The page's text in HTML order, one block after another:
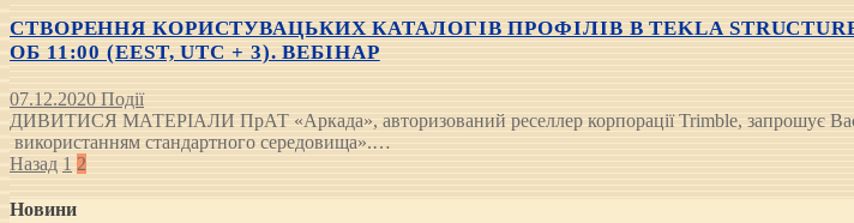
СТВОРЕННЯ КОРИСТУВАЦЬКИХ КАТАЛОГІВ ПРОФІЛІВ В TEKLA
ОБ 11:00 (EEST, UTC + 3). ВЕБІНАР
07.12.2020 Події
ДИВИТИСЯ МАТЕРІАЛИ ПрАТ «Аркада», авторизований реселлер корпорації Trimble, запрошує Вас
використанням стандартного середовища».…
Posts
pagination
Назад 1 2
Новини